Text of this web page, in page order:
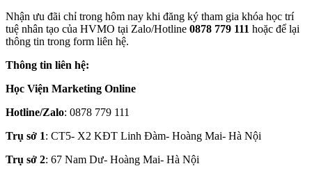
Nhận ưu đãi chỉ trong hôm nay khi đăng ký tham gia khóa học trí
tuệ nhân tạo của HVMO tại Zalo/Hotline 0878 779 111 hoặc để lại
thông tin trong form liên hệ.
Thông tin liên hệ:
Học Viện Marketing Online
Hotline/Zalo: 0878 779 111
Trụ sở 1: CT5- X2 KĐT Linh Đàm- Hoàng Mai- Hà Nội
Trụ sở 2: 67 Nam Dư- Hoàng Mai- Hà Nội